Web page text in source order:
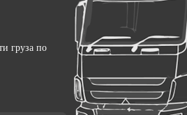
груза по